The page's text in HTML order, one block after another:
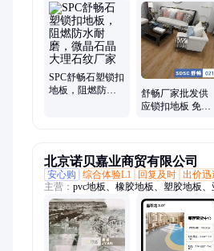
铝合金踢脚线
SPC舒畅石塑锁扣
地板，阻燃防水
舒畅厂家批发供
应锁扣地板 免胶
北京诺贝嘉业商贸有限公司
安心购
综合体验L1 回复及时 出价迅
主营： pvc地板、橡胶地板、塑胶地板
室外地板、幼儿园地板、同质透心地板